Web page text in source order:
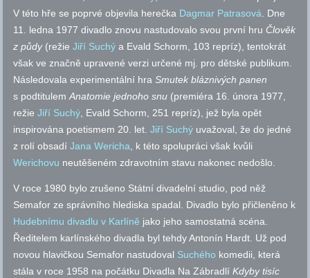
V této hře se poprvé objevila herečka Dagmar Patrasová. Dne
11. ledna 1977 divadlo znovu nastudovalo svou první hru Člověk
z půdy (režieJiří Suchý a Evald Schorm, 103 repríz), tentokrát
však ve značně upravené verzi určené mj. pro dětské publikum.
Následovala experimentální hraSmutek bláznivých panen
s podtitulemAnatomie jednoho snu (premiéra 16. února 1977,
režieJiří Suchý, Evald Schorm, 251 repríz), jež byla opět
inspirována poetismem 20. let.Jiří Suchý uvažoval, že do jedné
z rolí obsadíJana Wericha, k této spolupráci však kvůli
Werichovu neutěšeném zdravotním stavu nakonec nedošlo.
V roce 1980 bylo zrušeno Státní divadelní studio, pod něž
Semafor ze správního hlediska spadal. Divadlo bylo přičleněno k
Hudebnímu divadlu v Karlíně jako jeho samostatná scéna.
Ředitelem karlínského divadla byl tehdy Antonín Hardt. Už pod
novou hlavičkou Semafor nastudoval Suchého komedii, která
stála v roce 1958 na počátku Divadla Na ZábradlíKdyby tisíc